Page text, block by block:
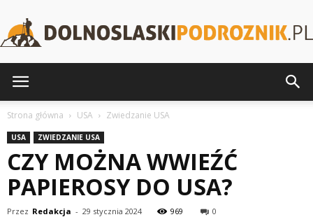
Strona główna USA Zwiedzanie USA
USA ZWIEDZANIE USA
CZY MOŻNA WWIEŹĆ
PAPIEROSY DO USA?
Przez Redakcja - 29 stycznia 2024 969 0